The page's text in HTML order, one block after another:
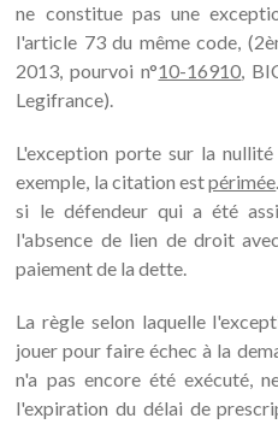
ne constitue pas une
l'article 73 du même code,
2013, pourvoi n°10-16910,
Legifrance).
L'exception porte sur la
exemple, la citation estpérimée
si le défendeur qui a été
l'absence de lien de droit
paiement de la dette.
La règle selon laquelle
jouer pour faire échec à la
n'a pas encore été exécuté,
l'expiration du délai de